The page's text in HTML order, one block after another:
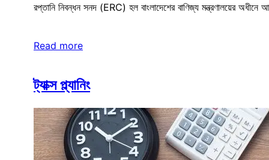
রপ্তানি নিবন্ধন সনদ (ERC) হল বাংলাদেশের বাণিজ্য মন্ত্রণালয়ের
Read more
ট্যাক্স প্ল্যানিং